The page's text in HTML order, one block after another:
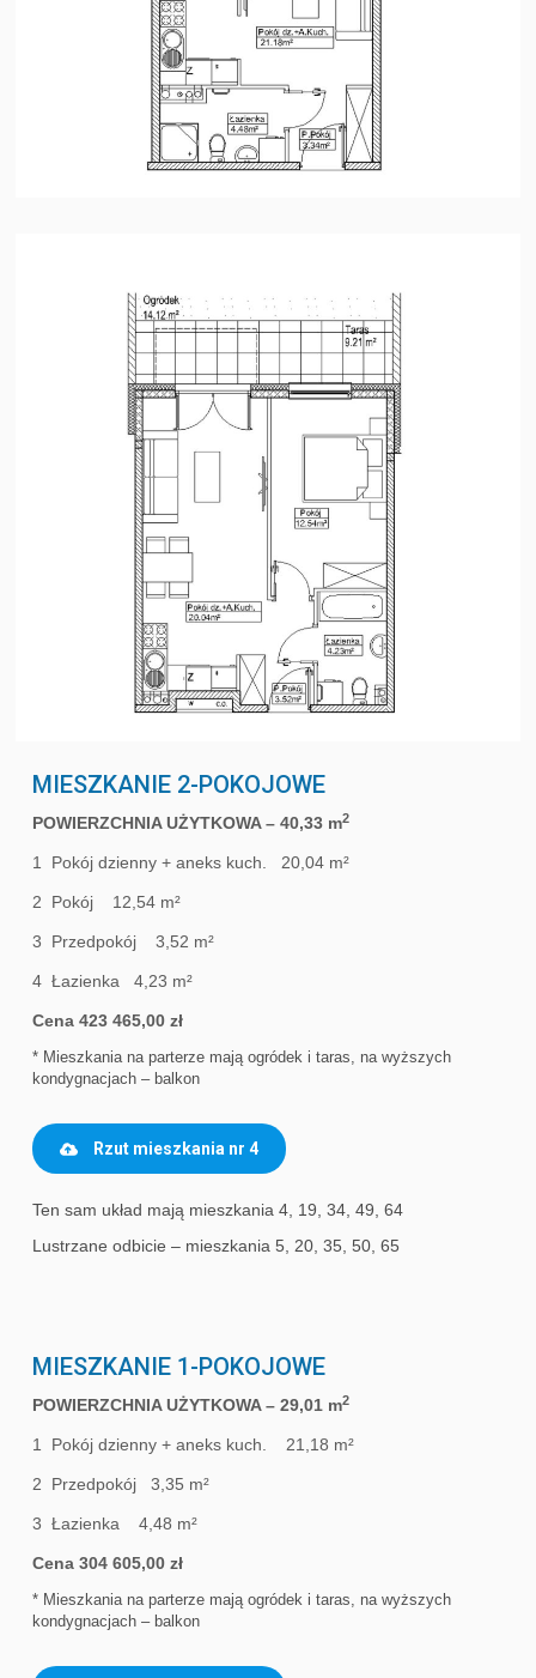
MIESZKANIE 2-POKOJOWE
POWIERZCHNIA UŻYTKOWA – 40,33 m2
1 Pokój dzienny + aneks kuch. 20,04 m²
2 Pokój 12,54 m²
3 Przedpokój 3,52 m²
4 Łazienka 4,23 m²
Cena 423 465,00 zł
* Mieszkania na parterze mają ogródek i taras, na wyższych
kondygnacjach – balkon
Rzut mieszkania nr 4
Ten sam układ mają mieszkania 4, 19, 34, 49, 64
Lustrzane odbicie – mieszkania 5, 20, 35, 50, 65
MIESZKANIE 1-POKOJOWE
POWIERZCHNIA UŻYTKOWA – 29,01 m2
1 Pokój dzienny + aneks kuch. 21,18 m²
2 Przedpokój 3,35 m²
3 Łazienka 4,48 m²
Cena 304 605,00 zł
* Mieszkania na parterze mają ogródek i taras, na wyższych
kondygnacjach – balkon